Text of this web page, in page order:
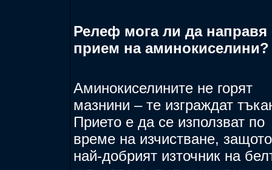
Релеф мога ли да направя
прием на аминокиселини?
Аминокиселините не горят
мазнини – те изграждат
Прието е да се използват по
време на изчистване,
най-добрият източник на